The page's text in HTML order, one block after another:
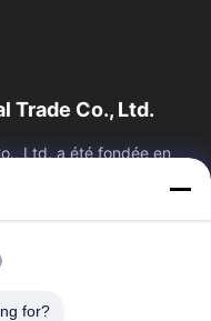
Trade Co., Ltd.
Ltd. a été fondée en
la fabrication et la
De Qualité
for?